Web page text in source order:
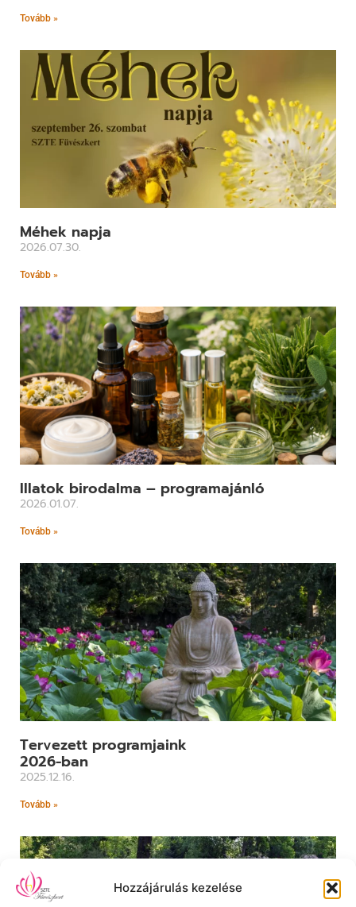
Hozzájárulás kezelése
Tovább »
Méhek napja
2026.07.30.
Tovább »
Illatok birodalma – programajánló
2026.01.07.
Tovább »
Tervezett programjaink
2026-ban
2025.12.16.
Tovább »